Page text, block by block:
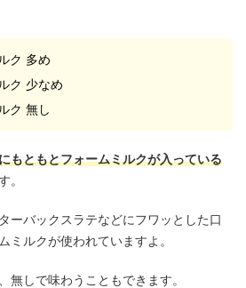
ク 多め
ク 少なめ
ク 無し
もともとフォームミルクが入っている
。
ーバックスラテなどにフワッとした口
ミルクが使われていますよ。
無しで味わうこともできます。